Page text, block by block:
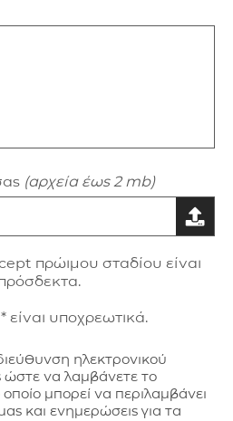
(αρχεία έως 2 mb)
πρώιμου σταδίου είναι
είναι υποχρεωτικά.
ηλεκτρονικού
ώστε να λαμβάνετε το
μπορεί να περιλαμβάνει
και ενημερώσεις για τα